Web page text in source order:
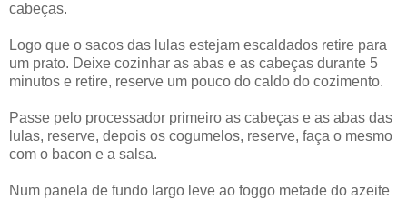
cabeças.
Logo que o sacos das lulas estejam escaldados retire para
um prato. Deixe cozinhar as abas e as cabeças durante 5
minutos e retire, reserve um pouco do caldo do cozimento.
Passe pelo processador primeiro as cabeças e as abas das
lulas, reserve, depois os cogumelos, reserve, faça o mesmo
com o bacon e a salsa.
Num panela de fundo largo leve ao foggo metade do azeite